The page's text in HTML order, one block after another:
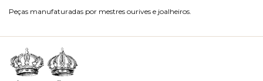
Peças manufaturadas por mestres ourives e joalheiros.